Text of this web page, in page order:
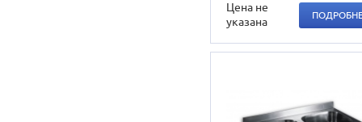
Цена не
указана